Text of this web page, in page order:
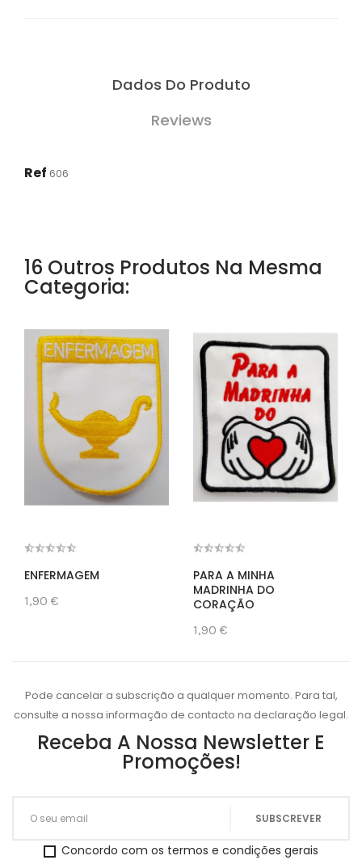
Dados Do Produto
Reviews
Ref 606
16 Outros Produtos Na Mesma
Categoria:
ENFERMAGEM
1,90 €
PARA A MINHA
MADRINHA DO
CORAÇÃO
1,90 €
Pode cancelar a subscrição a qualquer momento. Para tal,
consulte a nossa informação de contacto na declaração legal.
Receba A Nossa Newsletter E
Promoções!
Concordo com os termos e condições gerais